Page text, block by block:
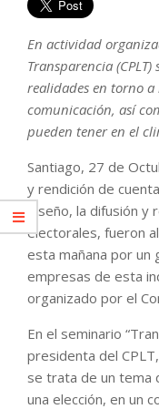
En actividad
Transparencia
realidades en torno a
comunicación, así
pueden tener en el
Santiago, 27 de
y rendición de
diseño, la difusión
electorales, fueron
esta mañana por un
empresas de esta
organizado por el
En el seminario
presidenta del
se trata de un tema
una elección, en un